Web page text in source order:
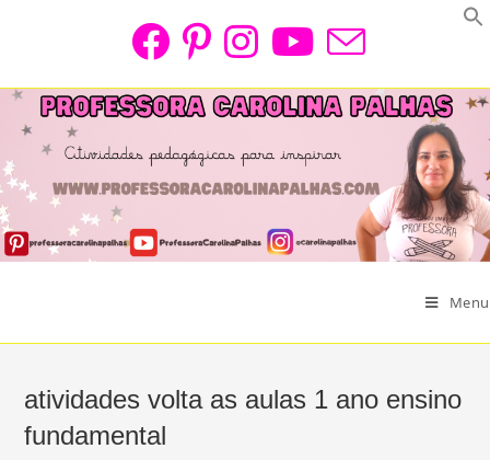
Menu
atividades volta as aulas 1 ano ensino
fundamental